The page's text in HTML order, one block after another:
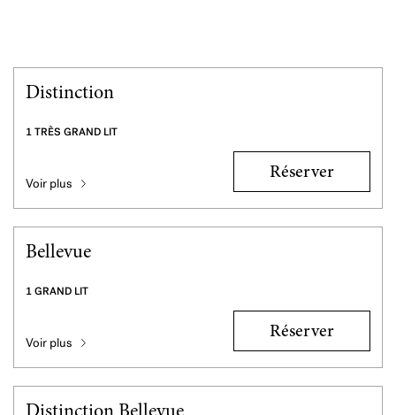
Distinction
1 TRÈS GRAND LIT
Voir plus
Réserver
Bellevue
1 GRAND LIT
Voir plus
Réserver